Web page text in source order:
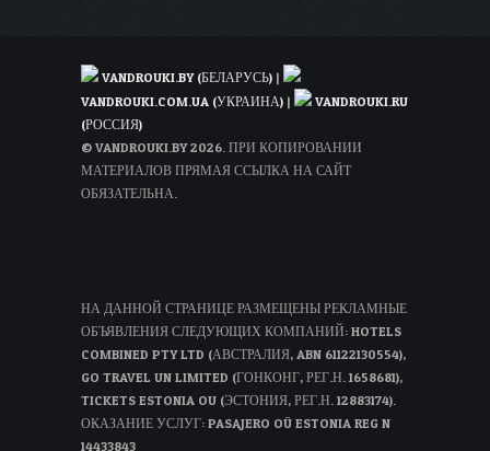
VANDROUKI.BY (БЕЛАРУСЬ) |
VANDROUKI.COM.UA (УКРАИНА) |
VANDROUKI.RU
(РОССИЯ)
© VANDROUKI.BY 2026. ПРИ КОПИРОВАНИИ
МАТЕРИАЛОВ ПРЯМАЯ ССЫЛКА НА САЙТ
ОБЯЗАТЕЛЬНА.
НА ДАННОЙ СТРАНИЦЕ РАЗМЕЩЕНЫ РЕКЛАМНЫЕ
ОБЪЯВЛЕНИЯ СЛЕДУЮЩИХ КОМПАНИЙ: HOTELS
COMBINED PTY LTD (АВСТРАЛИЯ, ABN 61122130554),
GO TRAVEL UN LIMITED (ГОНКОНГ, РЕГ.Н. 1658681),
TICKETS ESTONIA OU (ЭСТОНИЯ, РЕГ.Н. 12883174).
ОКАЗАНИЕ УСЛУГ: PASAJERO OÜ ESTONIA REG N
14433843